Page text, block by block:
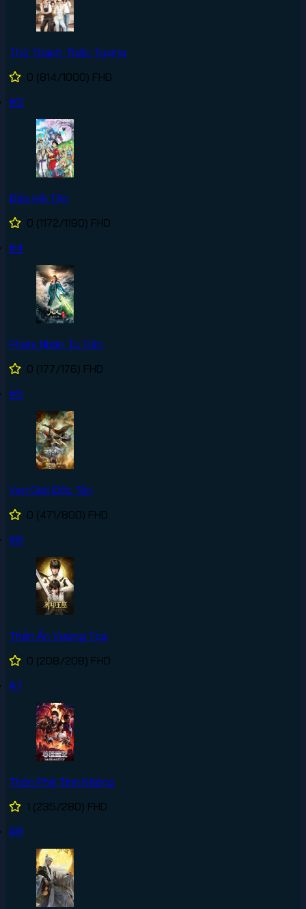
Thử Thách Thần Tượng
0 (814/1000) FHD
#3
Đảo Hải Tặc
0 (1172/1190) FHD
#4
Phàm Nhân Tu Tiên
0 (177/176) FHD
#5
Vạn Giới Độc Tôn
0 (471/800) FHD
#6
Thần Ấn Vương Tọa
0 (208/208) FHD
#7
Thôn Phệ Tinh Không
1 (235/280) FHD
#8